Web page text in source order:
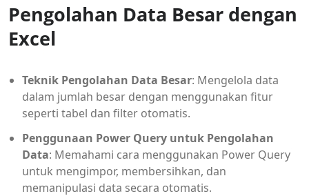
Pengolahan Data Besar dengan
Excel
Teknik Pengolahan Data Besar: Mengelola data
dalam jumlah besar dengan menggunakan fitur
seperti tabel dan filter otomatis.
Penggunaan Power Query untuk Pengolahan
Data: Memahami cara menggunakan Power Query
untuk mengimpor, membersihkan, dan
memanipulasi data secara otomatis.